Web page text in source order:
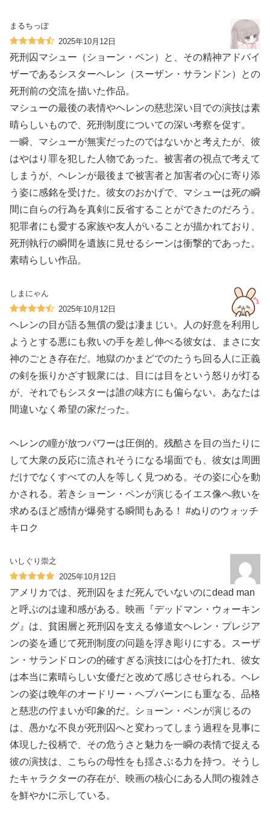
まるちっぽ
2025年10月12日
死刑囚マシュー（ショーン・ペン）と、その精神アドバイ
ザーであるシスターヘレン（スーザン・サランドン）との
死刑前の交流を描いた作品。
マシューの最後の表情やヘレンの慈悲深い目での演技は素
晴らしいもので、死刑制度についての深い考察を促す。
一瞬、マシューが無実だったのではないかと考えたが、彼
はやはり罪を犯した人物であった。被害者の視点で考えて
しまうが、ヘレンが最後まで被害者と加害者の心に寄り添
う姿に感銘を受けた。彼女のおかげで、マシューは死の瞬
間に自らの行為を真剣に反省することができたのだろう。
犯罪者にも愛する家族や友人がいることが描かれており、
死刑執行の瞬間を遺族に見せるシーンは衝撃的であった。
素晴らしい作品。
しまにゃん
2025年10月12日
ヘレンの目が語る無償の愛は凄まじい。人の好意を利用し
ようとする悪にも救いの手を差し伸べる彼女は、まさに女
神のごとき存在だ。地獄のかまどでのたうち回る人に正義
の剣を振りかざす観衆には、目には目をという怒りが灯る
が、それでもシスターは誰の味方にも偏らない。あなたは
間違いなく希望の家だった。
ヘレンの瞳が放つパワーは圧倒的。残酷さを目の当たりに
して大衆の反応に流されそうになる場面でも、彼女は周囲
だけでなくすべての人を等しく見つめる。その姿に心を動
かされる。若きショーン・ペンが演じるイエス像へ救いを
求めるほど感情が爆発する瞬間もある！ #ぬりのウォッチ
キロク
いしぐり崇之
2025年10月12日
アメリカでは、死刑囚をまだ死んでいないのにdead man
と呼ぶのは違和感がある。映画『デッドマン・ウォーキン
グ』は、貧困層と死刑囚を支える修道女ヘレン・プレジア
ンの姿を通じて死刑制度の问题を浮き彫りにする。スーザ
ン・サランドロンの的確すぎる演技には心を打たれ、彼女
は本当に素晴らしい女優だと改めて感じさせられる。ヘレ
ンの姿は晩年のオードリー・ヘプバーンにも重なる、品格
と慈悲の佇まいが印象的だ。ショーン・ペンが演じるの
は、愚かな不良が死刑囚へと変わってしまう過程を見事に
体現した役柄で、その危うさと魅力を一瞬の表情で捉える
彼の演技は、こちらの母性をも揺さぶる力を持つ。そうし
たキャラクターの存在が、映画の核心にある人間の複雑さ
を鮮やかに示している。